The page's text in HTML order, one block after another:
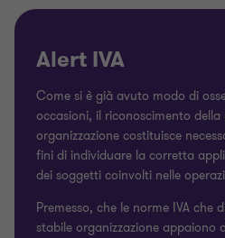
Alert IVA
Come si è già avuto modo di
occasioni, il riconoscimento
organizzazione costituisce
fini di individuare la corretta
dei soggetti coinvolti nelle
Premesso, che le norme IVA che
stabile organizzazione appaiono